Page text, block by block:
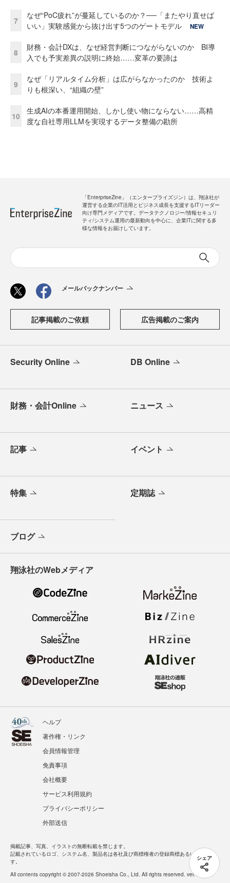
シェア
7
なぜ“PoC疲れ”が蔓延しているのか？──「またやり直せば
いい」実験感覚から抜け出す5つのゲートモデル
NEW
8
財務・会計DXは、なぜ経営判断につながらないのか BI導
入でも予実差異の説明に終始……変革の要諦は
9
なぜ「リアルタイム分析」は広がらなかったのか 技術よ
りも根深い、“組織の壁”
10
生成AIの本番運用開始、しかし使い物にならない……高精
度な自社専用LLMを実現するデータ整備の勘所
「EnterpriseZine」（エンタープライズジン）は、翔泳社が
運営する企業のIT活用とビジネス成長を支援するITリーダー
向け専門メディアです。データテクノロジー/情報セキュリ
ティ/システム運用の最新動向を中心に、企業ITに関する多
様な情報をお届けしています。
メールバックナンバー
記事掲載のご依頼 広告掲載のご案内
Security Online DB Online
財務・会計Online ニュース
記事 イベント
特集 定期誌
ブログ
翔泳社のWebメディア
ヘルプ
著作権・リンク
会員情報管理
免責事項
会社概要
サービス利用規約
プライバシーポリシー
外部送信
掲載記事、写真、イラストの無断転載を禁じます。
記載されているロゴ、システム名、製品名は各社及び商標権者の登録商標あるいは商標で
す。
All contents copyright © 2007-2026 Shoeisha Co., Ltd. All rights reserved. ver.1.5